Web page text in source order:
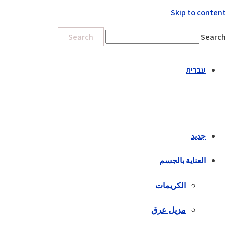
Skip to content
Search
Search
עברית
جديد
العناية بالجسم
الكريمات
مزيل عرق